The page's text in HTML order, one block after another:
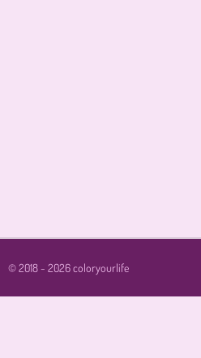
© 2018 - 2026 coloryourlife